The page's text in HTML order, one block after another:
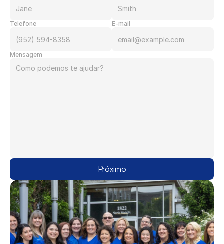
Telefone E-mail
Mensagem
Próximo